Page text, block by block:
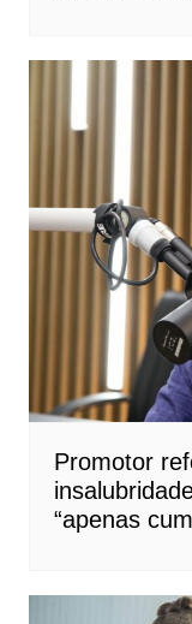
Promotor
“apenas